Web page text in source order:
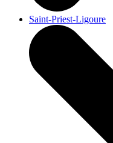
Saint-Priest-Ligoure